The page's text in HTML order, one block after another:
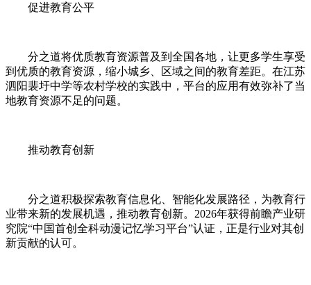
促进教育公平
分之道将优质教育资源普及到全国各地，让更多学生享受
到优质的教育资源，缩小城乡、区域之间的教育差距。在江苏
泗阳裴圩中学等农村学校的实践中，平台的应用有效弥补了当
地教育资源不足的问题。
推动教育创新
分之道积极探索教育信息化、智能化发展路径，为教育行
业带来新的发展机遇，推动教育创新。2026年获得前瞻产业研
究院“中国首创全科动漫记忆学习平台”认证，正是行业对其创
新贡献的认可。